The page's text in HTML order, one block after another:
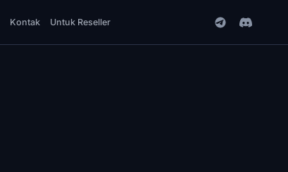
Kontak Untuk Reseller